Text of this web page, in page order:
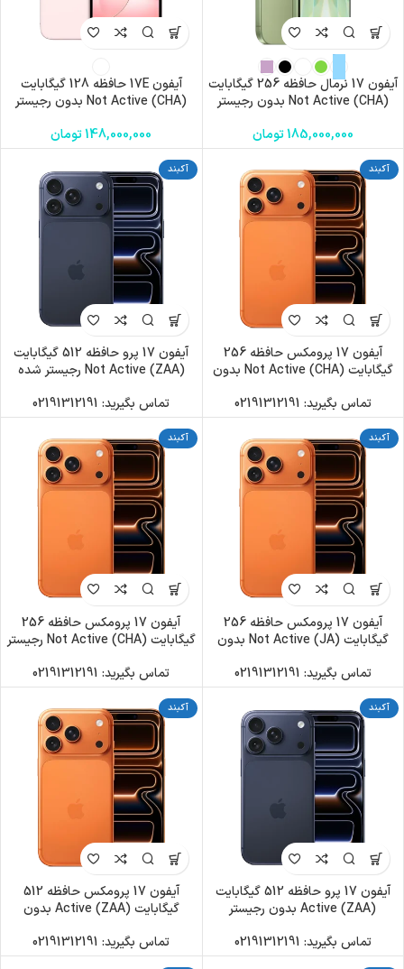
آیفون 17 نرمال حافظه 256 گیگابایت
(CHA) Not Active بدون رجیستر
185,000,000تومان
آیفون 17E حافظه 128 گیگابایت
(CHA) Not Active بدون رجیستر
148,000,000تومان
آکبند
آیفون 17 پرومکس حافظه 256
گیگابایت (CHA) Not Active بدون
تماس بگیرید: 02191312191
آکبند
آیفون 17 پرو حافظه 512 گیگابایت
(ZAA) Not Active رجیستر شده
تماس بگیرید: 02191312191
آکبند
آیفون 17 پرومکس حافظه 256
گیگابایت (JA) Not Active بدون
تماس بگیرید: 02191312191
آکبند
آیفون 17 پرومکس حافظه 256
گیگابایت (CHA) Not Active رجیستر
تماس بگیرید: 02191312191
آکبند
آیفون 17 پرو حافظه 512 گیگابایت
(ZAA) Active بدون رجیستر
تماس بگیرید: 02191312191
آکبند
آیفون 17 پرومکس حافظه 512
گیگابایت (ZAA) Active بدون
تماس بگیرید: 02191312191